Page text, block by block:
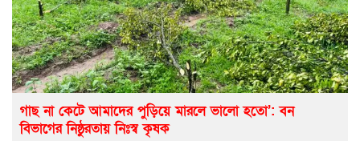
গাছ না কেটে আমাদের পুড়িয়ে মারলে ভালো হতো’: বন
বিভাগের নিষ্ঠুরতায় নিঃস্ব কৃষক